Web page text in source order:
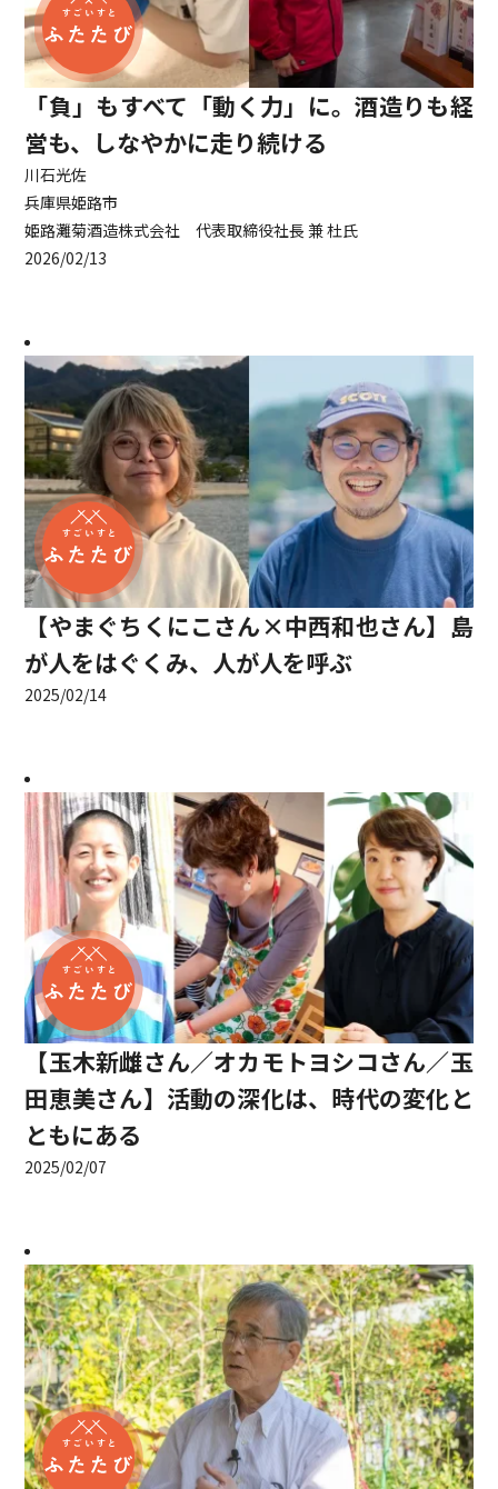
「負」もすべて「動く力」に。酒造りも経
営も、しなやかに走り続ける
川石光佐
兵庫県姫路市
姫路灘菊酒造株式会社 代表取締役社長 兼 杜氏
2026/02/13
【やまぐちくにこさん×中西和也さん】島
が人をはぐくみ、人が人を呼ぶ
2025/02/14
【玉木新雌さん／オカモトヨシコさん／玉
田恵美さん】活動の深化は、時代の変化と
ともにある
2025/02/07